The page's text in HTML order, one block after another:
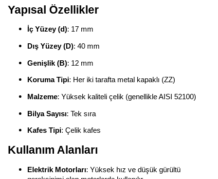
Yapısal Özellikler
İç Yüzey (d): 17 mm
Dış Yüzey (D): 40 mm
Genişlik (B): 12 mm
Koruma Tipi: Her iki tarafta metal kapaklı (ZZ)
Malzeme: Yüksek kaliteli çelik (genellikle AISI 52100)
Bilya Sayısı: Tek sıra
Kafes Tipi: Çelik kafes
Kullanım Alanları
Elektrik Motorları: Yüksek hız ve düşük gürültü